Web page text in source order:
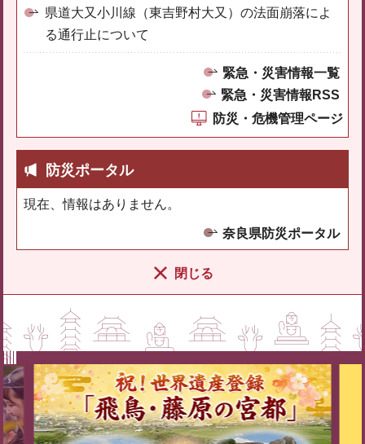
県道大又小川線（東吉野村大又）の法面崩落によ
る通行止について
緊急・災害情報一覧
緊急・災害情報RSS
防災・危機管理ページ
防災ポータル
現在、情報はありません。
奈良県防災ポータル
閉じる